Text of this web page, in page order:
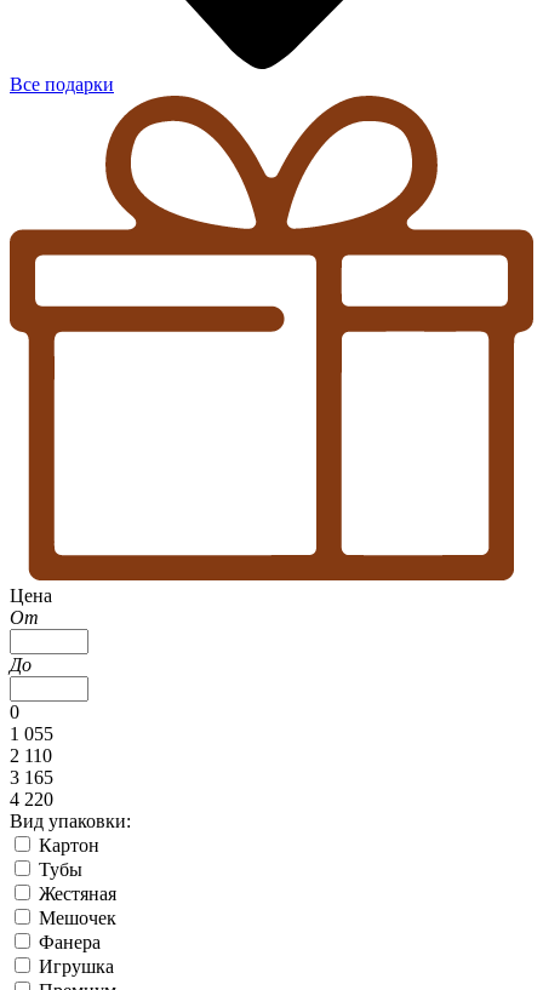
Все подарки
Цена
От
До
0
1 055
2 110
3 165
4 220
Вид упаковки:
Картон
Тубы
Жестяная
Мешочек
Фанера
Игрушка